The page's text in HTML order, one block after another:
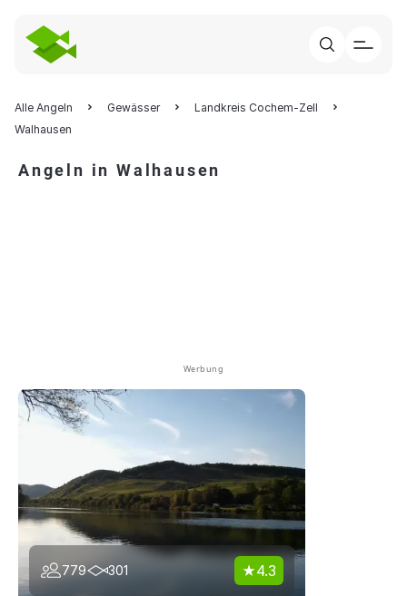
Alle Angeln Gewässer
Landkreis Cochem-Zell
Walhausen
Angeln in Walhausen
Werbung
779 301 4.3